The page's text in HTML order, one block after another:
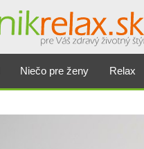
Niečo pre ženy Relax